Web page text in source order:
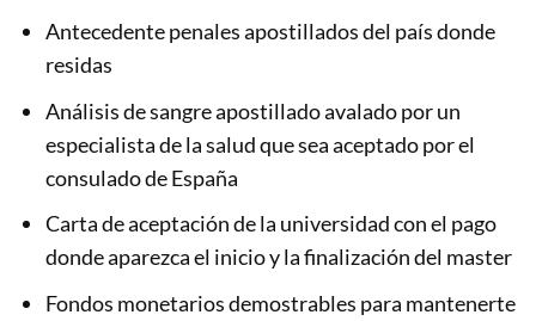
Antecedente penales apostillados del país donde
residas
Análisis de sangre apostillado avalado por un
especialista de la salud que sea aceptado por el
consulado de España
Carta de aceptación de la universidad con el pago
donde aparezca el inicio y la finalización del master
Fondos monetarios demostrables para mantenerte